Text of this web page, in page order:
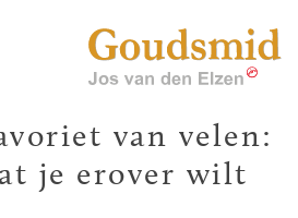
van velen:
je erover wilt